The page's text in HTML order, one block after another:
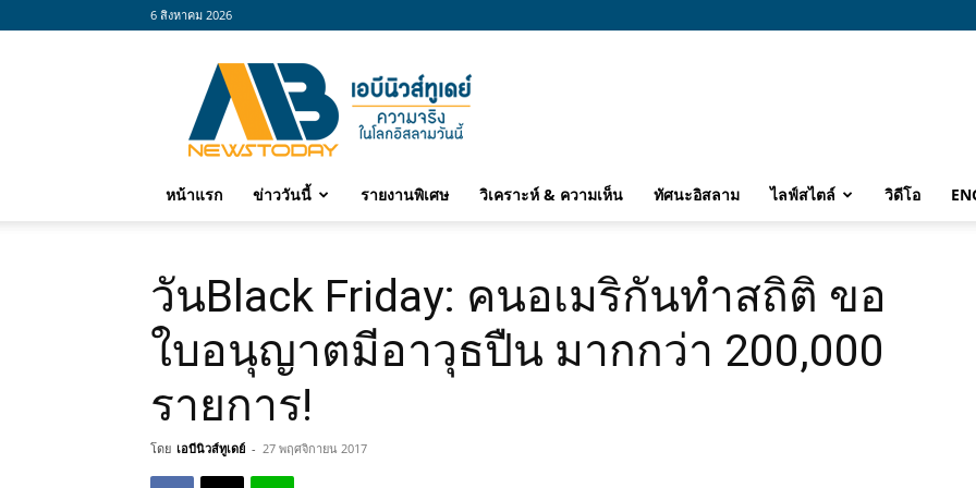
6 สิงหาคม 2026
abnewstoday
หน้าแรก ข่าววันนี้ รายงานพิเศษ วิเคราะห์ & ความเห็น ทัศนะอิสลาม ไลฟ์สไตล์ วิดีโอ
วันBlack Friday: คนอเมริกันทำสถิติ ขอ
ใบอนุญาตมีอาวุธปืน มากกว่า 200,000
รายการ!
โดย เอบีนิวส์ทูเดย์ - 27 พฤศจิกายน 2017